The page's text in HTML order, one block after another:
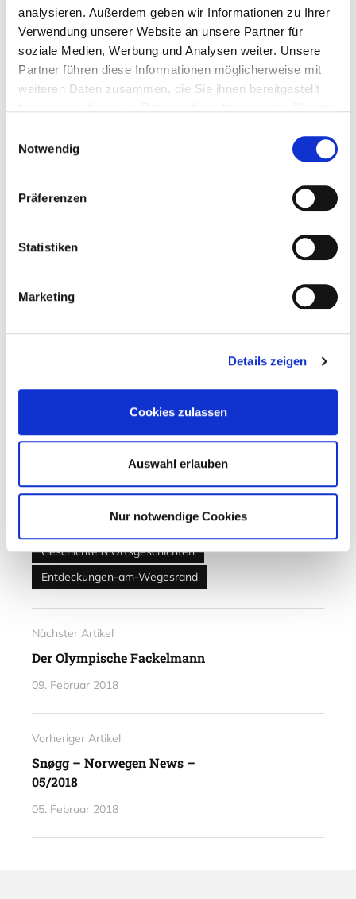
analysieren. Außerdem geben wir Informationen zu Ihrer
Verwendung unserer Website an unsere Partner für
soziale Medien, Werbung und Analysen weiter. Unsere
Partner führen diese Informationen möglicherweise mit
weiteren Daten zusammen, die Sie ihnen bereitgestellt
Notwendig
Präferenzen
Statistiken
Marketing
Details zeigen
Cookies zulassen
Auswahl erlauben
Nur notwendige Cookies
Range und den Gipfel Mount Sleipner aus.
Bis nach Neuseeland gelangten die norwegischen
Auswanderer des 19. Jahrhunderts. Dort gründeten
diese 1872 den Ort Norsewood.
Typisch Norwegisch
Kultur / Architektur / Design
Geschichte & Ortsgeschichten
Entdeckungen-am-Wegesrand
Nächster Artikel
Der Olympische Fackelmann
09. Februar 2018
Vorheriger Artikel
Snøgg – Norwegen News –
05/2018
05. Februar 2018